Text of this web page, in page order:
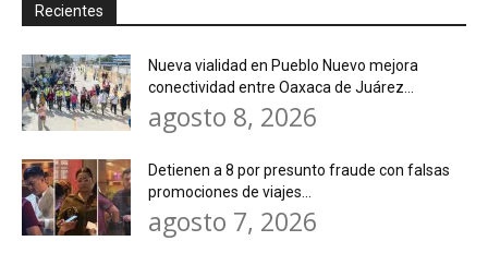
Recientes
Nueva vialidad en Pueblo Nuevo mejora
conectividad entre Oaxaca de Juárez...
agosto 8, 2026
Detienen a 8 por presunto fraude con falsas
promociones de viajes...
agosto 7, 2026